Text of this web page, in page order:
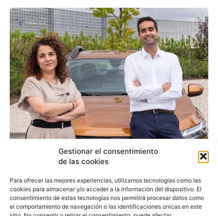
Gestionar el consentimiento
de las cookies
Para ofrecer las mejores experiencias, utilizamos tecnologías como las
cookies para almacenar y/o acceder a la información del dispositivo. El
consentimiento de estas tecnologías nos permitirá procesar datos como
el comportamiento de navegación o las identificaciones únicas en este
Dacia: «Esperamos
mucha demanda de
empresas del Spring